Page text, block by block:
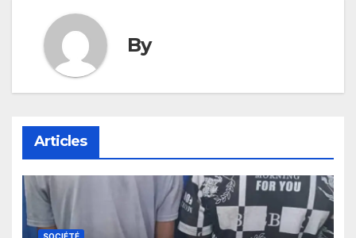
By
Articles